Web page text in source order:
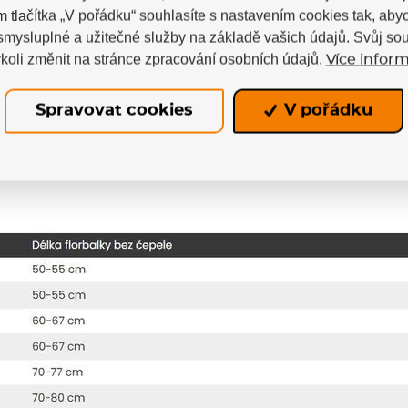
určen
je určená pro rekreační a začínající florbalové
volnočasovou hru nebo školní použití. Hodí
praktická florbalová hůl pro výuku základů hry.
tlačítka „V pořádku“ souhlasíte s nastavením cookies tak,
a užitečné služby na základě vašich údajů. Svůj
změnit na stránce zpracování osobních údajů. Více
Spravovat cookies V pořádku